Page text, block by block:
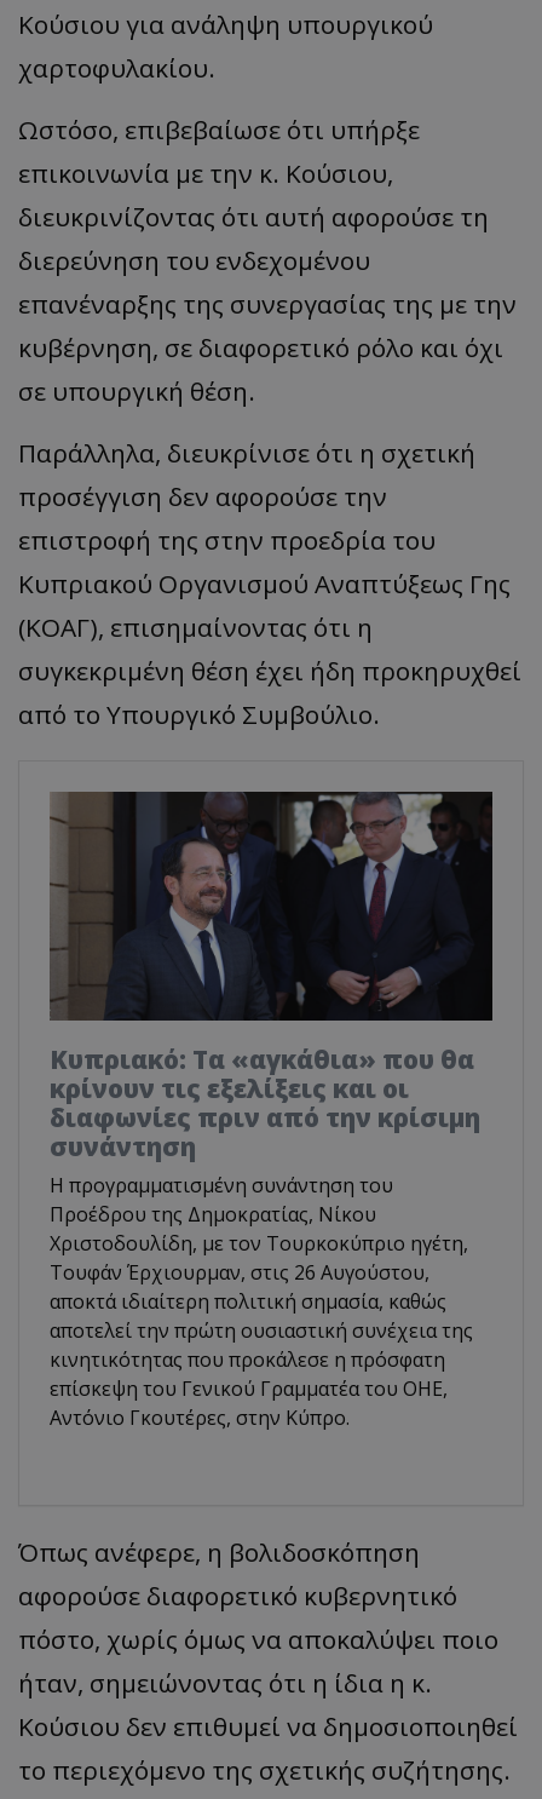
Κούσιου για ανάληψη υπουργικού
χαρτοφυλακίου.
Ωστόσο, επιβεβαίωσε ότι υπήρξε
επικοινωνία με την κ. Κούσιου,
διευκρινίζοντας ότι αυτή αφορούσε τη
διερεύνηση του ενδεχομένου
επανέναρξης της συνεργασίας της με την
κυβέρνηση, σε διαφορετικό ρόλο και όχι
σε υπουργική θέση.
Παράλληλα, διευκρίνισε ότι η σχετική
προσέγγιση δεν αφορούσε την
επιστροφή της στην προεδρία του
Κυπριακού Οργανισμού Αναπτύξεως Γης
(ΚΟΑΓ), επισημαίνοντας ότι η
συγκεκριμένη θέση έχει ήδη προκηρυχθεί
από το Υπουργικό Συμβούλιο.
Κυπριακό: Τα «αγκάθια» που θα
κρίνουν τις εξελίξεις και οι
διαφωνίες πριν από την κρίσιμη
συνάντηση
Η προγραμματισμένη συνάντηση του
Προέδρου της Δημοκρατίας, Νίκου
Χριστοδουλίδη, με τον Τουρκοκύπριο ηγέτη,
Τουφάν Έρχιουρμαν, στις 26 Αυγούστου,
αποκτά ιδιαίτερη πολιτική σημασία, καθώς
αποτελεί την πρώτη ουσιαστική συνέχεια της
κινητικότητας που προκάλεσε η πρόσφατη
επίσκεψη του Γενικού Γραμματέα του ΟΗΕ,
Αντόνιο Γκουτέρες, στην Κύπρο.
Όπως ανέφερε, η βολιδοσκόπηση
αφορούσε διαφορετικό κυβερνητικό
πόστο, χωρίς όμως να αποκαλύψει ποιο
ήταν, σημειώνοντας ότι η ίδια η κ.
Κούσιου δεν επιθυμεί να δημοσιοποιηθεί
το περιεχόμενο της σχετικής συζήτησης.